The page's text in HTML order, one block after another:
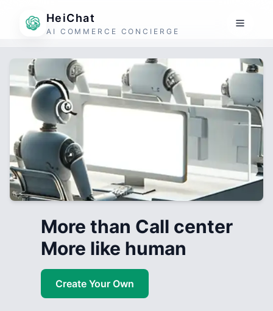
HeiChat
AI COMMERCE CONCIERGE
More than Call center
More like human
Create Your Own